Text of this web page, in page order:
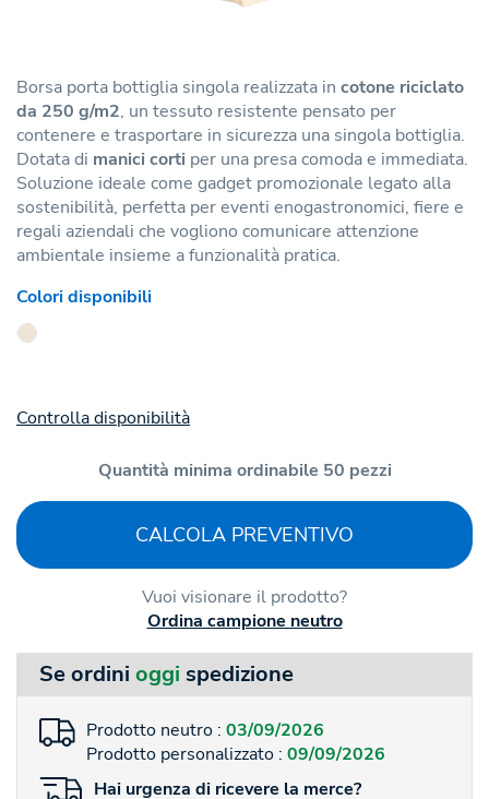
Borsa porta bottiglia singola realizzata in cotone riciclato
da 250 g/m2, un tessuto resistente pensato per
contenere e trasportare in sicurezza una singola bottiglia.
Dotata di manici corti per una presa comoda e immediata.
Soluzione ideale come gadget promozionale legato alla
sostenibilità, perfetta per eventi enogastronomici, fiere e
regali aziendali che vogliono comunicare attenzione
ambientale insieme a funzionalità pratica.
Colori disponibili
Controlla disponibilità
Quantità minima ordinabile 50 pezzi
CALCOLA PREVENTIVO
Vuoi visionare il prodotto?
Ordina campione neutro
Se ordini oggi spedizione
Prodotto neutro : 03/09/2026
Prodotto personalizzato : 09/09/2026
Hai urgenza di ricevere la merce?